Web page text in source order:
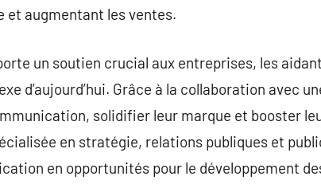
et augmentant les ventes.
un soutien crucial aux entreprises, les
d’aujourd’hui. Grâce à la collaboration avec
solidifier leur marque et booster
en stratégie, relations publiques et
en opportunités pour le développement